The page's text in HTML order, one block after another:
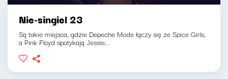
Nie-singiel 23
Są takie miejsca, gdzie Depeche Mode łączy się ze Spice Girls,
a Pink Floyd spotykają Jessie...